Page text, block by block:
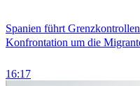
Spanien führt
Konfrontation um die
16:17